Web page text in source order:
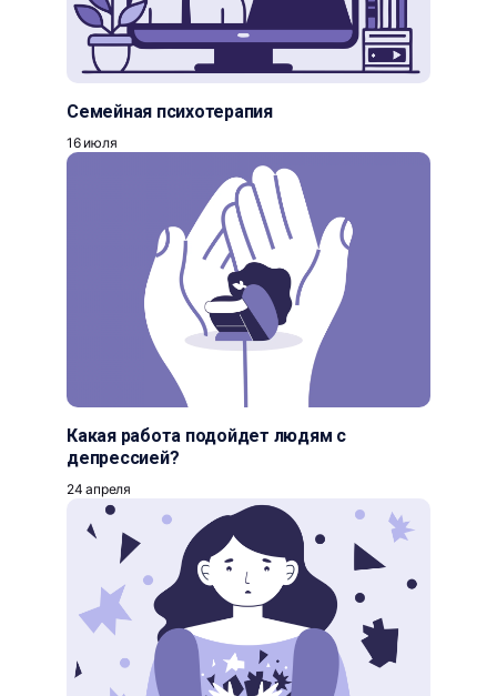
Семейная психотерапия
16 июля
Какая работа подойдет людям с
депрессией?
24 апреля